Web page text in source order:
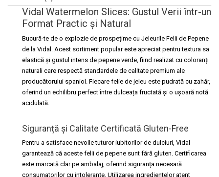
Vidal Watermelon Slices: Gustul Verii într-un
Format Practic și Natural
Bucură-te de o explozie de prospețime cu Jeleurile Felii de Pepene
de la Vidal
. Acest sortiment popular este apreciat pentru textura sa
elastică și gustul intens de pepene verde, fiind realizat cu coloranți
naturali care respectă standardele de calitate premium ale
producătorului spaniol. Fiecare felie de jeleu este pudrată cu zahăr,
oferind un echilibru perfect între dulceața fructată și o ușoară notă
acidulată.
Siguranță și Calitate Certificată Gluten-Free
Pentru a satisface nevoile tuturor iubitorilor de dulciuri, Vidal
garantează că aceste felii de pepene sunt fără gluten . Certificarea
este marcată clar pe ambalaj, oferind siguranța necesară
consumatorilor cu intoleranțe. Utilizarea ingredientelor atent